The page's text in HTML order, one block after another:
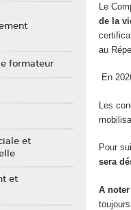
Le
de la
au
En
Les
Pour
sera
A noter
formateur
et
et